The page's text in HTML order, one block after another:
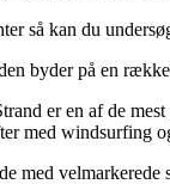
så kan du
byder på en
er en af de
med windsurfing